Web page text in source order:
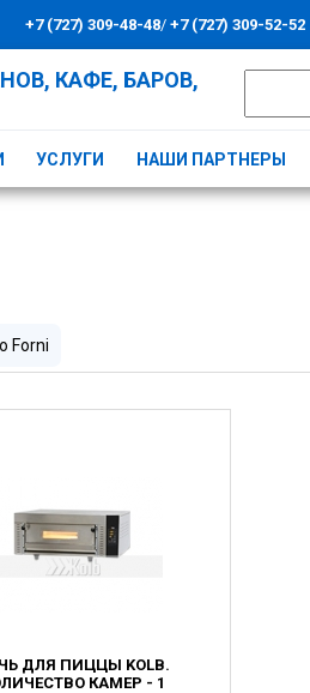
+7 (727) 309-48-48/+7 (727) 309-52-52
КАФЕ, БАРОВ,
УСЛУГИ НАШИ ПАРТНЕРЫ
Forni
ДЛЯ ПИЦЦЫ KOLB.
КАМЕР - 1